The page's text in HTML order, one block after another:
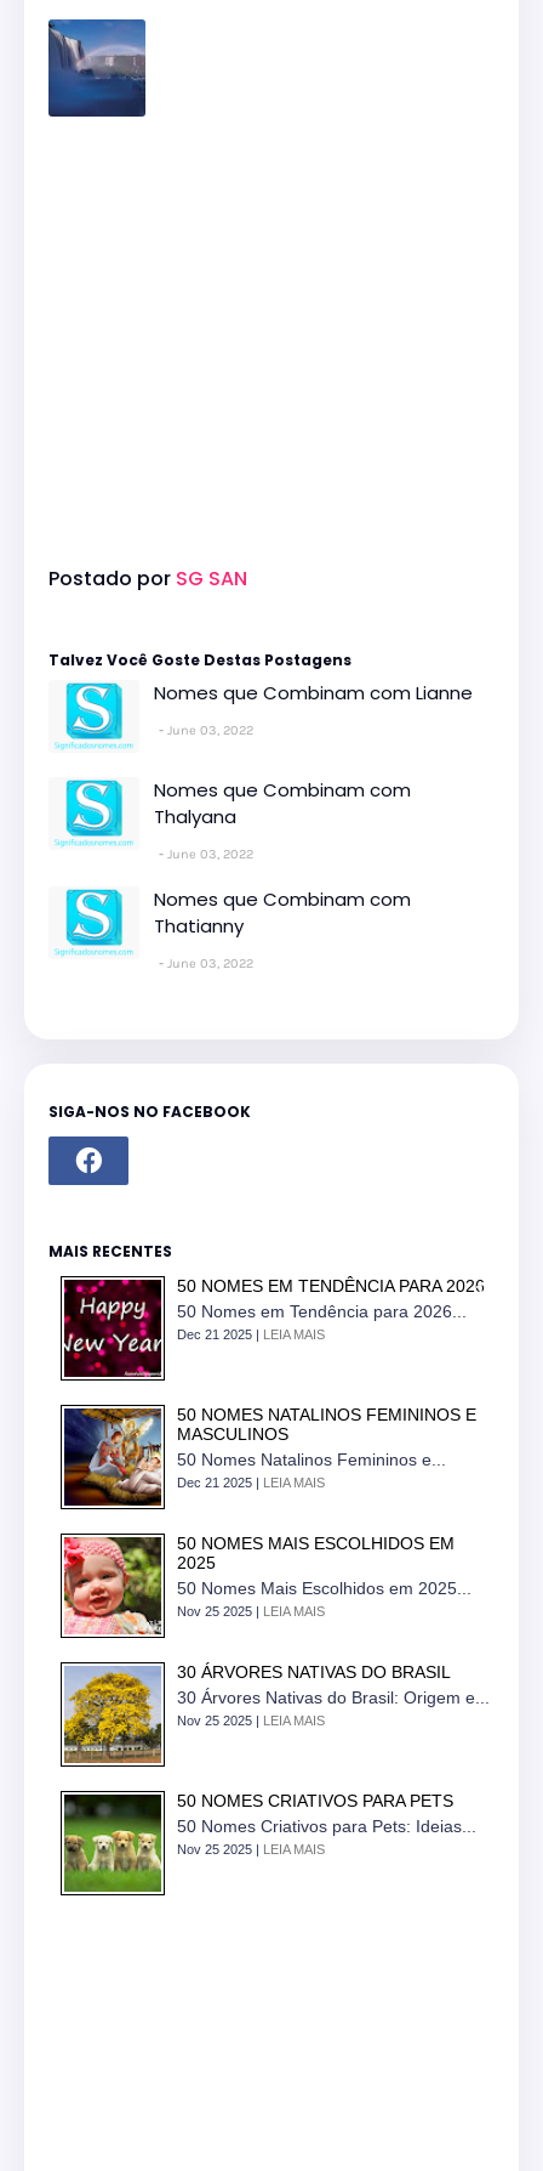
Postado por SG SAN
Talvez Você Goste Destas Postagens
Nomes que Combinam com Lianne
June 03, 2022
Nomes que Combinam com
Thalyana
June 03, 2022
Nomes que Combinam com
Thatianny
June 03, 2022
SIGA-NOS NO FACEBOOK
MAIS RECENTES
50 NOMES EM TENDÊNCIA PARA 2026
50 Nomes em Tendência para 2026...
Dec 21 2025 | LEIA MAIS
50 NOMES NATALINOS FEMININOS E
MASCULINOS
50 Nomes Natalinos Femininos e...
Dec 21 2025 | LEIA MAIS
50 NOMES MAIS ESCOLHIDOS EM
2025
50 Nomes Mais Escolhidos em 2025...
Nov 25 2025 | LEIA MAIS
30 ÁRVORES NATIVAS DO BRASIL
30 Árvores Nativas do Brasil: Origem e...
Nov 25 2025 | LEIA MAIS
50 NOMES CRIATIVOS PARA PETS
50 Nomes Criativos para Pets: Ideias...
Nov 25 2025 | LEIA MAIS